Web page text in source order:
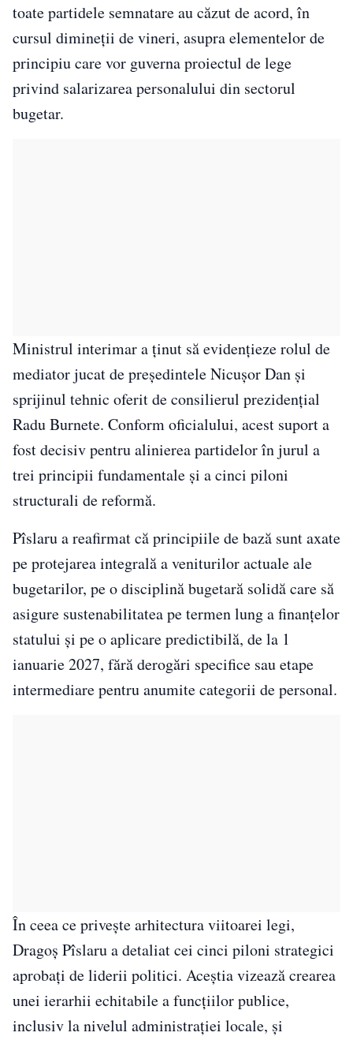
toate partidele semnatare au căzut de acord, în
cursul dimineții de vineri, asupra elementelor de
principiu care vor guverna proiectul de lege
privind salarizarea personalului din sectorul
bugetar.
Ministrul interimar a ținut să evidențieze rolul de
mediator jucat de președintele Nicușor Dan și
sprijinul tehnic oferit de consilierul prezidențial
Radu Burnete. Conform oficialului, acest suport a
fost decisiv pentru alinierea partidelor în jurul a
trei principii fundamentale și a cinci piloni
structurali de reformă.
Pîslaru a reafirmat că principiile de bază sunt axate
pe protejarea integrală a veniturilor actuale ale
bugetarilor, pe o disciplină bugetară solidă care să
asigure sustenabilitatea pe termen lung a finanțelor
statului și pe o aplicare predictibilă, de la 1
ianuarie 2027, fără derogări specifice sau etape
intermediare pentru anumite categorii de personal.
În ceea ce privește arhitectura viitoarei legi,
Dragoș Pîslaru a detaliat cei cinci piloni strategici
aprobați de liderii politici. Aceștia vizează crearea
unei ierarhii echitabile a funcțiilor publice,
inclusiv la nivelul administrației locale, și